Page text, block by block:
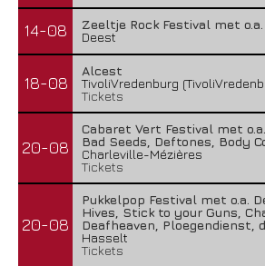
14-08
Zeeltje Rock Festival met
Deest
18-08
Alcest
TivoliVredenburg
Tickets
20-08
Cabaret Vert Festival met
Bad Seeds, Deftones, Body
Charleville-Mézières
Tickets
20-08
Pukkelpop Festival met o.a.
Hives, Stick to your Guns,
Deafheaven, Ploegendienst,
Hasselt
Tickets